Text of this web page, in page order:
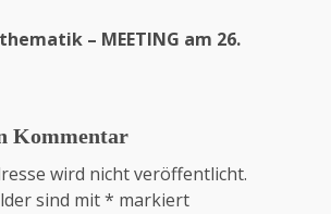
– MEETING am 26.
Kommentar
wird nicht veröffentlicht.
sind mit* markiert